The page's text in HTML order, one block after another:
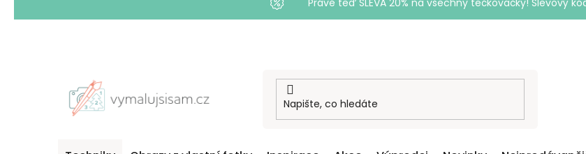
Právě teď SLEVA 20% na všechny tečkovačky! Slevový